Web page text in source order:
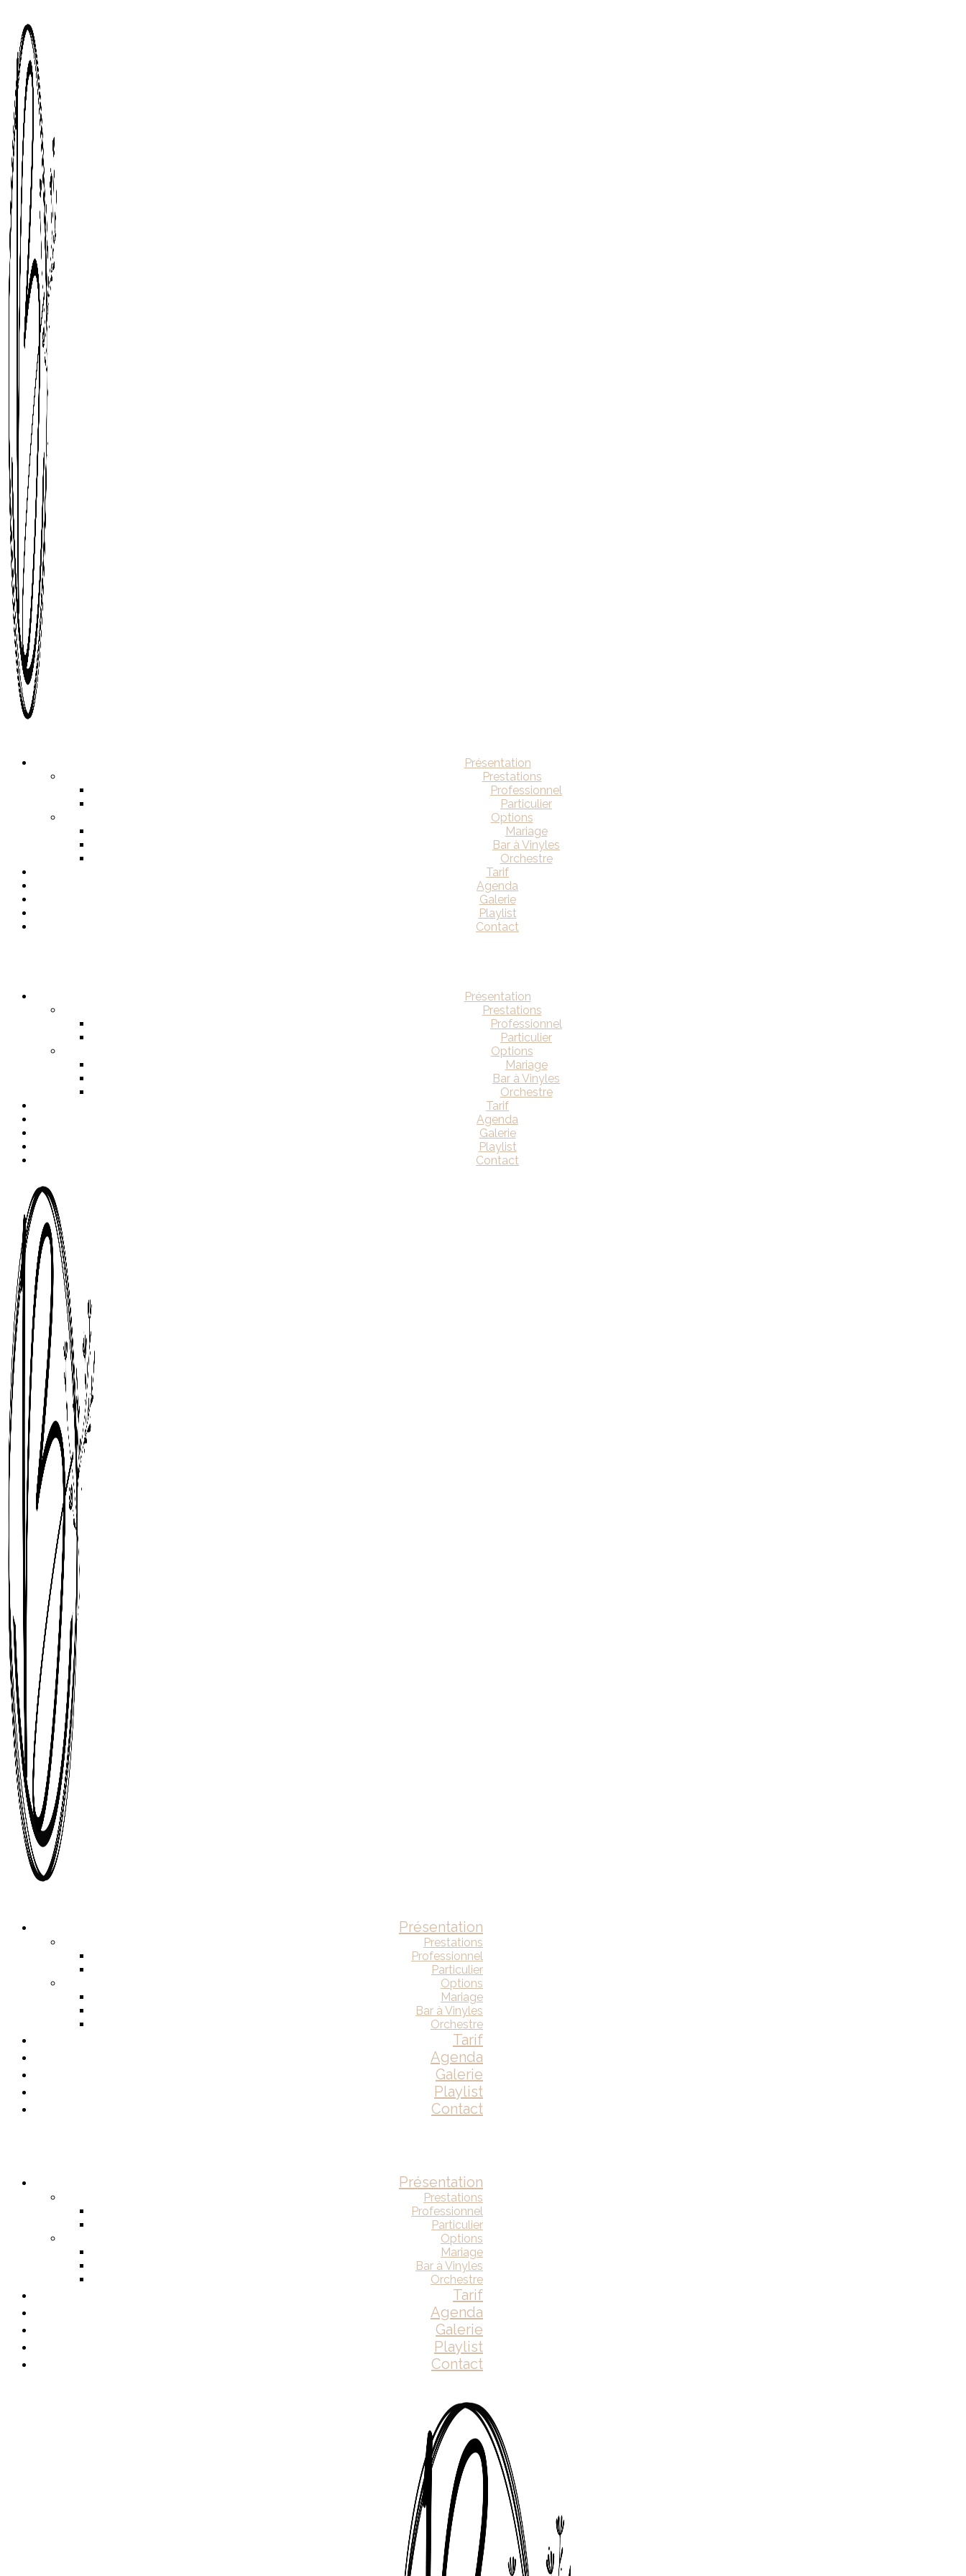
Présentation
Prestations
Professionnel
Particulier
Options
Mariage
Bar à Vinyles
Orchestre
Tarif
Agenda
Galerie
Playlist
Contact
Présentation
Prestations
Professionnel
Particulier
Options
Mariage
Bar à Vinyles
Orchestre
Tarif
Agenda
Galerie
Playlist
Contact
Présentation
Prestations
Professionnel
Particulier
Options
Mariage
Bar à Vinyles
Orchestre
Tarif
Agenda
Galerie
Playlist
Contact
Présentation
Prestations
Professionnel
Particulier
Options
Mariage
Bar à Vinyles
Orchestre
Tarif
Agenda
Galerie
Playlist
Contact